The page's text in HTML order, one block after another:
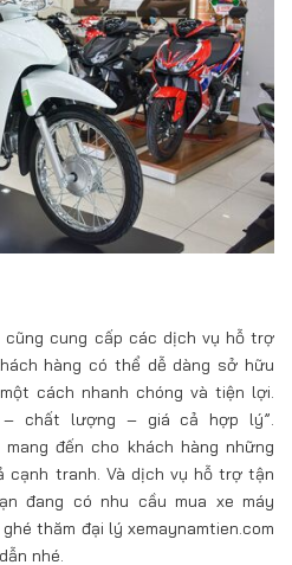
cũng cung cấp các dịch vụ hỗ trợ
hàng có thể dễ dàng sở hữu
cách nhanh chóng và tiện lợi.
– chất lượng – giá cả hợp lý”.
mang đến cho khách hàng những
cạnh tranh. Và dịch vụ hỗ trợ tận
đang có nhu cầu mua xe máy
thăm đại lý xemaynamtien.com
nhé.